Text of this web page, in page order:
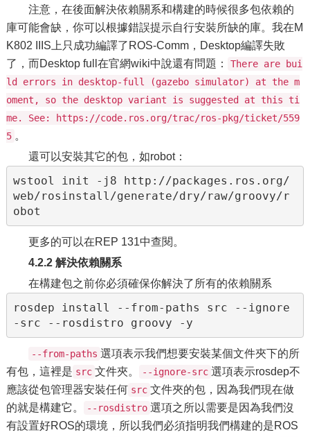
注意，在後面解決依賴關系和構建的時候很多包依賴的
庫可能會缺，你可以根據錯誤提示自行安裝所缺的庫。我在M
K802 IIIS上只成功編譯了ROS-Comm，Desktop編譯失敗
了，而Desktop full在官網wiki中說還有問題：
There are bui
ld errors in desktop-full (gazebo simulator) at the m
oment, so the desktop variant is suggested at this ti
me. See: https://code.ros.org/trac/ros-pkg/ticket/559
5 。
還可以安裝其它的包，如robot：
wstool init -j8 http://packages.ros.org/
web/rosinstall/generate/dry/raw/groovy/r
更多的可以在REP 131中查閱。
4.2.2 解決依賴關系
在構建包之前你必須確保你解決了所有的依賴關系
rosdep install --from-paths src --ignore
--from-paths 選項表示我們想要安裝某個文件夾下的所
有包，這裡是 src 文件夾。 --ignore-src 選項表示rosdep不
應該從包管理器安裝任何 src 文件夾的包，因為我們現在做
的就是構建它。
--rosdistro 選項之所以需要是因為我們沒
有設置好ROS的環境，所以我們必須指明我們構建的是ROS